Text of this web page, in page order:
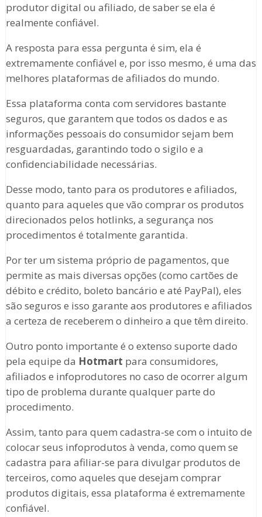
produtor digital ou afiliado, de saber se ela é
realmente confiável.
A resposta para essa pergunta é sim, ela é
extremamente confiável e, por isso mesmo, é uma das
melhores plataformas de afiliados do mundo.
Essa plataforma conta com servidores bastante
seguros, que garantem que todos os dados e as
informações pessoais do consumidor sejam bem
resguardadas, garantindo todo o sigilo e a
confidenciabilidade necessárias.
Desse modo, tanto para os produtores e afiliados,
quanto para aqueles que vão comprar os produtos
direcionados pelos hotlinks, a segurança nos
procedimentos é totalmente garantida.
Por ter um sistema próprio de pagamentos, que
permite as mais diversas opções (como cartões de
débito e crédito, boleto bancário e até PayPal), eles
são seguros e isso garante aos produtores e afiliados
a certeza de receberem o dinheiro a que têm direito.
Outro ponto importante é o extenso suporte dado
pela equipe da Hotmart para consumidores,
afiliados e infoprodutores no caso de ocorrer algum
tipo de problema durante qualquer parte do
procedimento.
Assim, tanto para quem cadastra-se com o intuito de
colocar seus infoprodutos à venda, como quem se
cadastra para afiliar-se para divulgar produtos de
terceiros, como aqueles que desejam comprar
produtos digitais, essa plataforma é extremamente
confiável.